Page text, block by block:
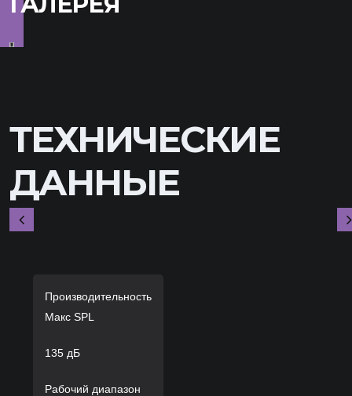
ТЕХНИЧЕСКИЕ
ДАННЫЕ
Производительность
Макс SPL
135 дБ
Рабочий диапазон